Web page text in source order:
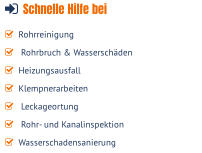
Schnelle Hilfe bei
Rohrreinigung
Rohrbruch & Wasserschäden
Heizungsausfall
Klempnerarbeiten
Leckageortung
Rohr- und Kanalinspektion
Wasserschadensanierung